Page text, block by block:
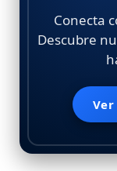
Conecta
Descubre